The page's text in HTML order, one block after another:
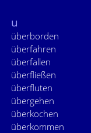
u
überborden
überfahren
überfallen
überfließen
überfluten
übergehen
überkochen
überkommen